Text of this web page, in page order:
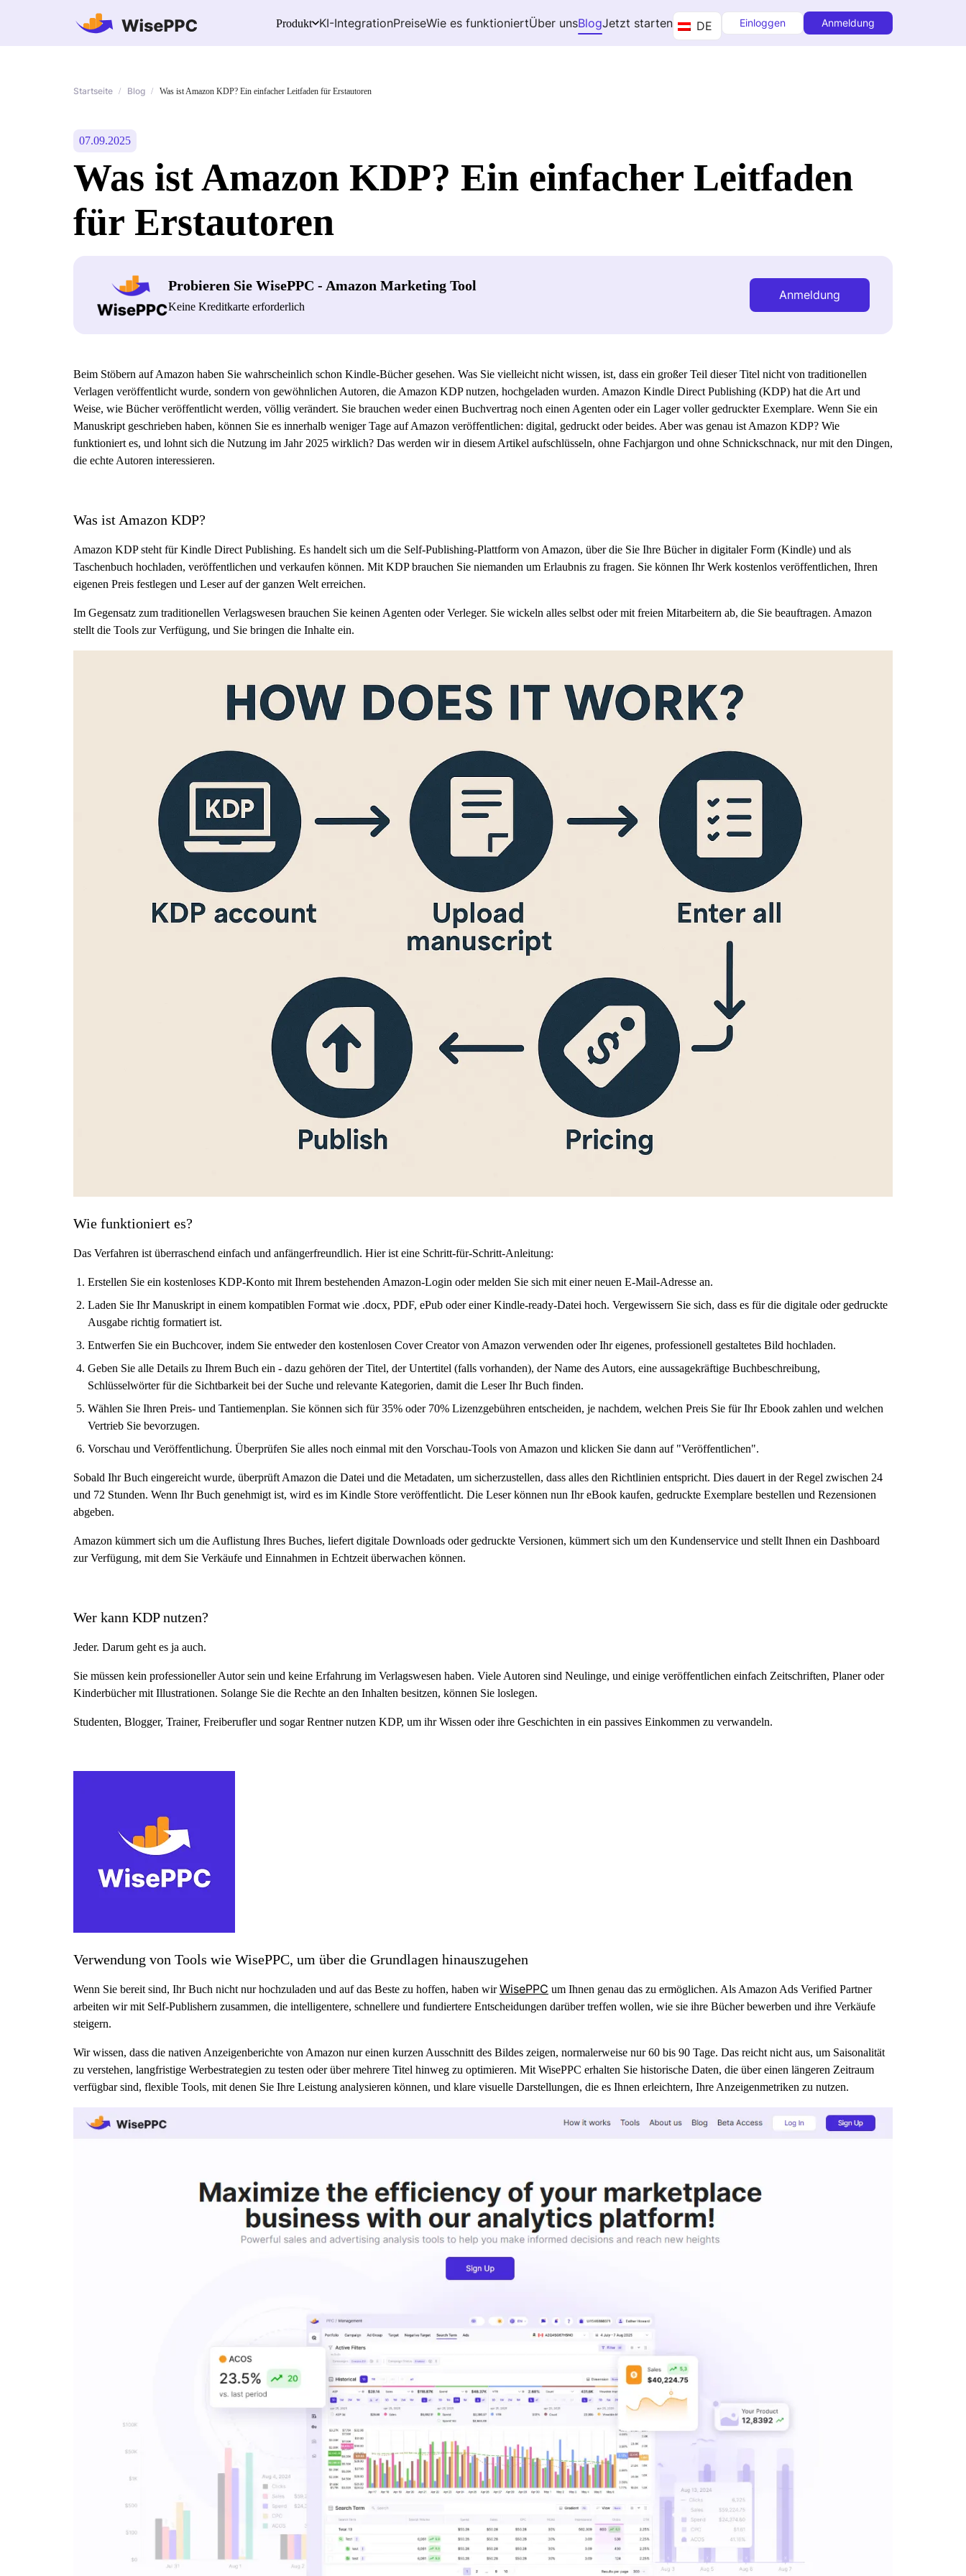
Produkt KI-IntegrationPreiseWie es funktioniertÜber unsBlogJetzt starten DE Einloggen Anmeldung
Startseite / Blog / Was ist Amazon KDP? Ein einfacher Leitfaden für Erstautoren
07.09.2025
Was ist Amazon KDP? Ein einfacher Leitfaden
für Erstautoren
Probieren Sie WisePPC - Amazon Marketing Tool
Keine Kreditkarte erforderlich
Anmeldung
Beim Stöbern auf Amazon haben Sie wahrscheinlich schon Kindle-Bücher gesehen. Was Sie vielleicht nicht wissen, ist, dass ein großer Teil dieser Titel nicht von traditionellen
Verlagen veröffentlicht wurde, sondern von gewöhnlichen Autoren, die Amazon KDP nutzen, hochgeladen wurden. Amazon Kindle Direct Publishing (KDP) hat die Art und
Weise, wie Bücher veröffentlicht werden, völlig verändert. Sie brauchen weder einen Buchvertrag noch einen Agenten oder ein Lager voller gedruckter Exemplare. Wenn Sie ein
Manuskript geschrieben haben, können Sie es innerhalb weniger Tage auf Amazon veröffentlichen: digital, gedruckt oder beides. Aber was genau ist Amazon KDP? Wie
funktioniert es, und lohnt sich die Nutzung im Jahr 2025 wirklich? Das werden wir in diesem Artikel aufschlüsseln, ohne Fachjargon und ohne Schnickschnack, nur mit den Dingen,
die echte Autoren interessieren.
Was ist Amazon KDP?
Amazon KDP steht für Kindle Direct Publishing. Es handelt sich um die Self-Publishing-Plattform von Amazon, über die Sie Ihre Bücher in digitaler Form (Kindle) und als
Taschenbuch hochladen, veröffentlichen und verkaufen können. Mit KDP brauchen Sie niemanden um Erlaubnis zu fragen. Sie können Ihr Werk kostenlos veröffentlichen, Ihren
eigenen Preis festlegen und Leser auf der ganzen Welt erreichen.
Im Gegensatz zum traditionellen Verlagswesen brauchen Sie keinen Agenten oder Verleger. Sie wickeln alles selbst oder mit freien Mitarbeitern ab, die Sie beauftragen. Amazon
stellt die Tools zur Verfügung, und Sie bringen die Inhalte ein.
Wie funktioniert es?
Das Verfahren ist überraschend einfach und anfängerfreundlich. Hier ist eine Schritt-für-Schritt-Anleitung:
Erstellen Sie ein kostenloses KDP-Konto mit Ihrem bestehenden Amazon-Login oder melden Sie sich mit einer neuen E-Mail-Adresse an.
Laden Sie Ihr Manuskript in einem kompatiblen Format wie .docx, PDF, ePub oder einer Kindle-ready-Datei hoch. Vergewissern Sie sich, dass es für die digitale oder gedruckte
Ausgabe richtig formatiert ist.
Entwerfen Sie ein Buchcover, indem Sie entweder den kostenlosen Cover Creator von Amazon verwenden oder Ihr eigenes, professionell gestaltetes Bild hochladen.
Geben Sie alle Details zu Ihrem Buch ein - dazu gehören der Titel, der Untertitel (falls vorhanden), der Name des Autors, eine aussagekräftige Buchbeschreibung,
Schlüsselwörter für die Sichtbarkeit bei der Suche und relevante Kategorien, damit die Leser Ihr Buch finden.
Wählen Sie Ihren Preis- und Tantiemenplan. Sie können sich für 35% oder 70% Lizenzgebühren entscheiden, je nachdem, welchen Preis Sie für Ihr Ebook zahlen und welchen
Vertrieb Sie bevorzugen.
Vorschau und Veröffentlichung. Überprüfen Sie alles noch einmal mit den Vorschau-Tools von Amazon und klicken Sie dann auf "Veröffentlichen".
Sobald Ihr Buch eingereicht wurde, überprüft Amazon die Datei und die Metadaten, um sicherzustellen, dass alles den Richtlinien entspricht. Dies dauert in der Regel zwischen 24
und 72 Stunden. Wenn Ihr Buch genehmigt ist, wird es im Kindle Store veröffentlicht. Die Leser können nun Ihr eBook kaufen, gedruckte Exemplare bestellen und Rezensionen
abgeben.
Amazon kümmert sich um die Auflistung Ihres Buches, liefert digitale Downloads oder gedruckte Versionen, kümmert sich um den Kundenservice und stellt Ihnen ein Dashboard
zur Verfügung, mit dem Sie Verkäufe und Einnahmen in Echtzeit überwachen können.
Wer kann KDP nutzen?
Jeder. Darum geht es ja auch.
Sie müssen kein professioneller Autor sein und keine Erfahrung im Verlagswesen haben. Viele Autoren sind Neulinge, und einige veröffentlichen einfach Zeitschriften, Planer oder
Kinderbücher mit Illustrationen. Solange Sie die Rechte an den Inhalten besitzen, können Sie loslegen.
Studenten, Blogger, Trainer, Freiberufler und sogar Rentner nutzen KDP, um ihr Wissen oder ihre Geschichten in ein passives Einkommen zu verwandeln.
Verwendung von Tools wie WisePPC, um über die Grundlagen hinauszugehen
Wenn Sie bereit sind, Ihr Buch nicht nur hochzuladen und auf das Beste zu hoffen, haben wirWisePPC um Ihnen genau das zu ermöglichen. Als Amazon Ads Verified Partner
arbeiten wir mit Self-Publishern zusammen, die intelligentere, schnellere und fundiertere Entscheidungen darüber treffen wollen, wie sie ihre Bücher bewerben und ihre Verkäufe
steigern.
Wir wissen, dass die nativen Anzeigenberichte von Amazon nur einen kurzen Ausschnitt des Bildes zeigen, normalerweise nur 60 bis 90 Tage. Das reicht nicht aus, um Saisonalität
zu verstehen, langfristige Werbestrategien zu testen oder über mehrere Titel hinweg zu optimieren. Mit WisePPC erhalten Sie historische Daten, die über einen längeren Zeitraum
verfügbar sind, flexible Tools, mit denen Sie Ihre Leistung analysieren können, und klare visuelle Darstellungen, die es Ihnen erleichtern, Ihre Anzeigenmetriken zu nutzen.